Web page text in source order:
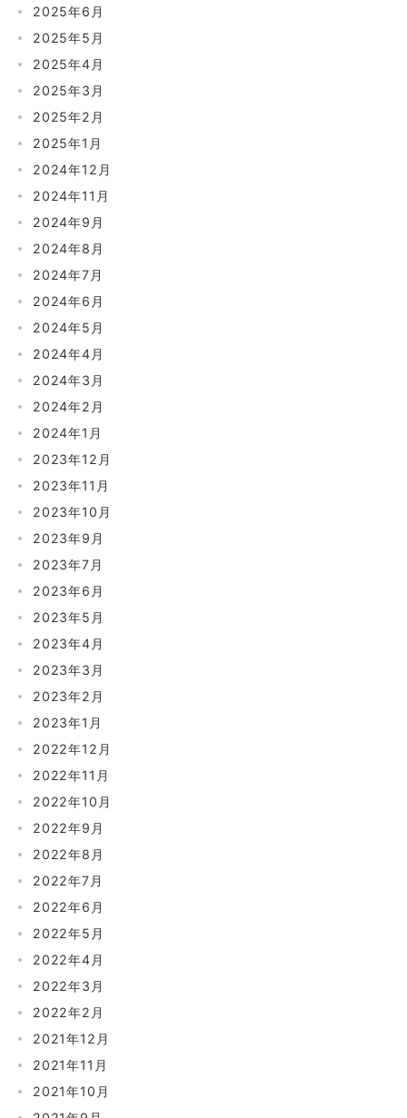
2025年6月
2025年5月
2025年4月
2025年3月
2025年2月
2025年1月
2024年12月
2024年11月
2024年9月
2024年8月
2024年7月
2024年6月
2024年5月
2024年4月
2024年3月
2024年2月
2024年1月
2023年12月
2023年11月
2023年10月
2023年9月
2023年7月
2023年6月
2023年5月
2023年4月
2023年3月
2023年2月
2023年1月
2022年12月
2022年11月
2022年10月
2022年9月
2022年8月
2022年7月
2022年6月
2022年5月
2022年4月
2022年3月
2022年2月
2021年12月
2021年11月
2021年10月